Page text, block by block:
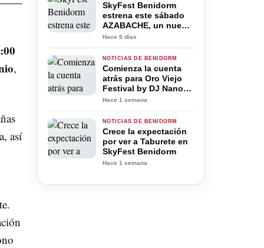
,
así
SkyFest Benidorm
estrena este sábado
AZABACHE, un nuevo
festival que reunirá a
flamenco urbano
Hace 5 días
NOTICIAS DE BENIDORM
Comienza la cuenta
atrás para Oro Viejo
Festival by DJ Nano:
Benidorm se prepara
reencuentro de la
cultura dance
Hace 1 semana
NOTICIAS DE BENIDORM
Crece la expectación
por ver a Taburete en
SkyFest Benidorm
Hace 1 semana